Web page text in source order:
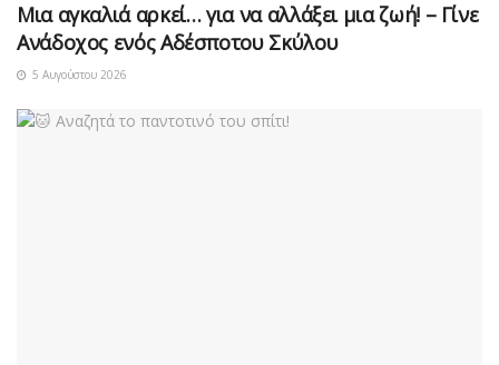
Μια αγκαλιά αρκεί… για να αλλάξει μια ζωή! – Γίνε
Ανάδοχος ενός Αδέσποτου Σκύλου
5 Αυγούστου 2026